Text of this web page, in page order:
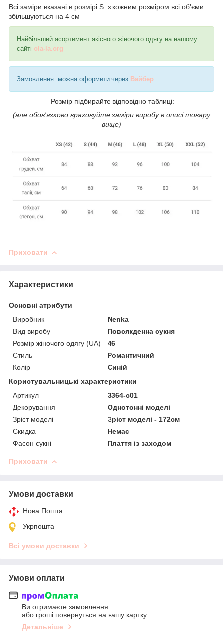
Всі заміри вказані в розмірі S. з кожним розміром всі об'єми
збільшуються на 4 см
Найбільший асортимент якісного жіночого одягу на нашому
сайті ola-la.org
Замовлення можна оформити через Вайбер
Розмір підбирайте відповідно таблиці:
(але обов'язково враховуйте заміри виробу в описі товару
вище)
Приховати
Характеристики
Основні атрибути
Виробник
Nenka
Вид виробу
Повсякденна сукня
Розмір жіночого одягу (UA)
46
Стиль
Романтичний
Колір
Синій
Користувальницькі характеристики
Артикул
3364-c01
Декорування
Однотонні моделі
Зріст моделі
Зріст моделі - 172см
Скидка
Немає
Фасон сукні
Плаття із заходом
Приховати
Умови доставки
Нова Пошта
Укрпошта
Всі умови доставки
Умови оплати
Ви отримаєте замовлення
або гроші повернуться на вашу картку
Детальніше